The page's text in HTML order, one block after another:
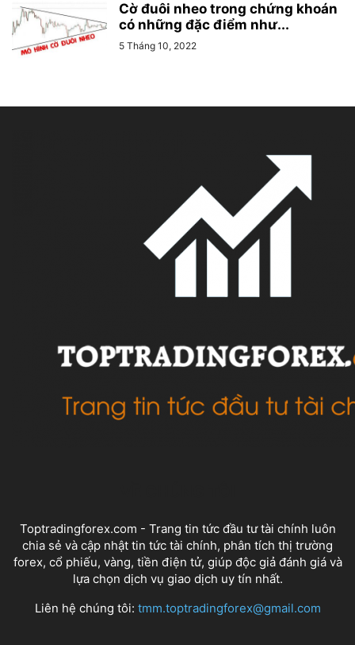
Cờ đuôi nheo trong chứng khoán
có những đặc điểm như...
5 Tháng 10, 2022
Toptradingforex.com - Trang tin tức đầu tư tài chính luôn
chia sẻ và cập nhật tin tức tài chính, phân tích thị trường
forex, cổ phiếu, vàng, tiền điện tử, giúp độc giả đánh giá và
lựa chọn dịch vụ giao dịch uy tín nhất.
Liên hệ chúng tôi: tmm.toptradingforex@gmail.com